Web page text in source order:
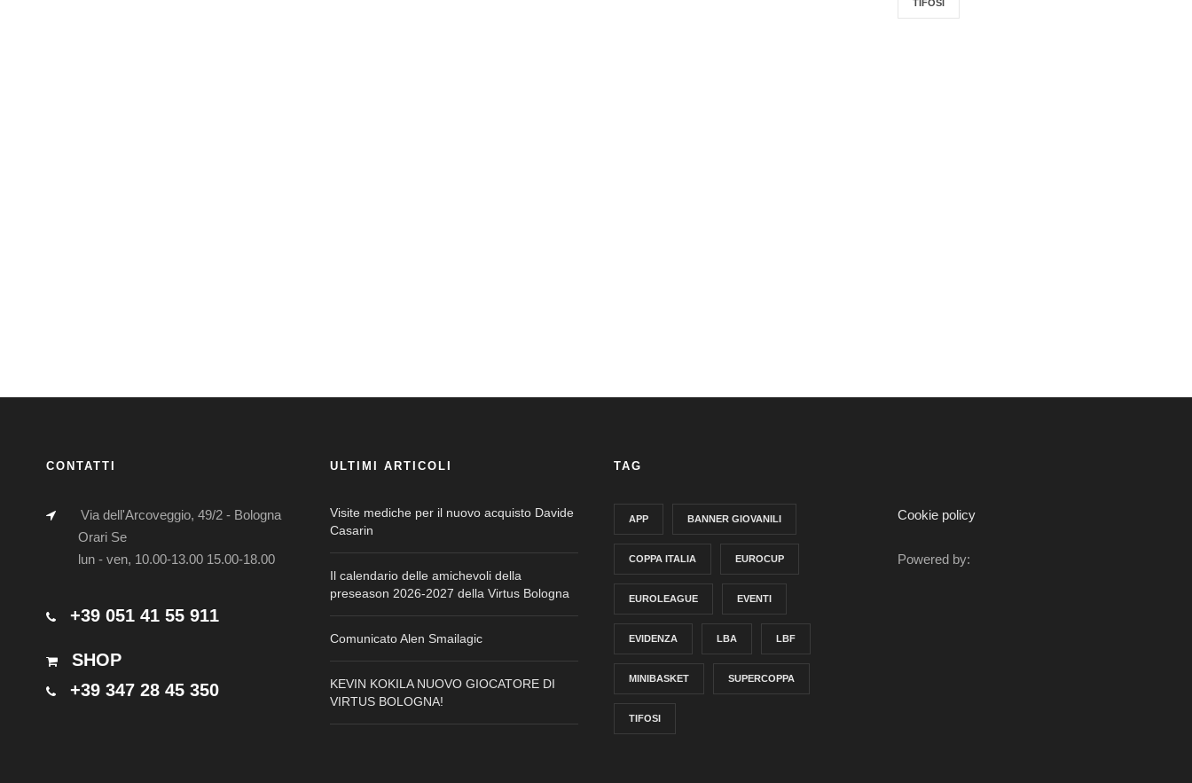
TIFOSI
CONTATTI
Via dell'Arcoveggio, 49/2 - Bologna
Orari Se
lun - ven, 10.00-13.00 15.00-18.00
+39 051 41 55 911
SHOP
+39 347 28 45 350
ULTIMI ARTICOLI
Visite mediche per il nuovo acquisto Davide
Casarin
Il calendario delle amichevoli della
preseason 2026-2027 della Virtus Bologna
Comunicato Alen Smailagic
KEVIN KOKILA NUOVO GIOCATORE DI
VIRTUS BOLOGNA!
TAG
APP BANNER GIOVANILI
COPPA ITALIA EUROCUP
EUROLEAGUE EVENTI
EVIDENZA LBA LBF
MINIBASKET SUPERCOPPA
TIFOSI
Cookie policy
Powered by: